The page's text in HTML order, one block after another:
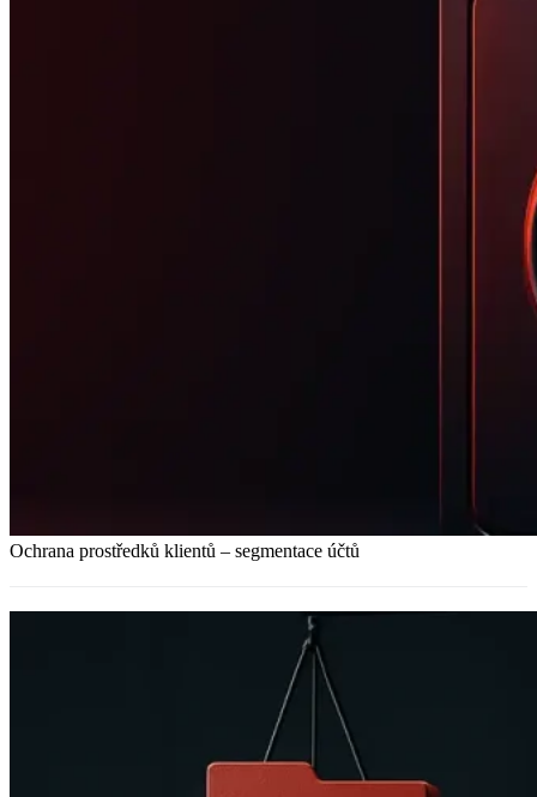
Ochrana prostředků klientů – segmentace účtů